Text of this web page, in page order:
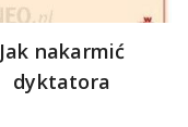
Jak nakarmić
dyktatora